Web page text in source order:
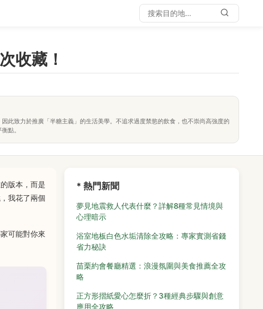
收藏！
此致力於推廣「半糖主義」的生活美學。不追求過度禁慾的飲食，也不崇尚高強度的
點。
版本，而是
我花了兩個
可能對你來
* 熱門新聞
夢見地震救人代表什麼？詳解8種常見情境與
心理暗示
浴室地板白色水垢清除全攻略：專家實測省錢
省力秘訣
苗栗約會餐廳精選：浪漫氛圍與美食推薦全攻
略
正方形摺紙愛心怎麼折？3種經典步驟與創意
應用全攻略